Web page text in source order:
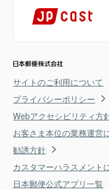
サイトのご利用について
プライバシーポリシー
Webアクセシビリティ方
お客さま本位の業務運営
勧誘方針
カスタマーハラスメント
日本郵便公式アプリ一覧